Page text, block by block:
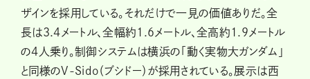
ザインを採用している。それだけで一見の価値ありだ。全
長は3.4メートル、全幅約1.6メートル、全高約1.9メートル
の4人乗り。制御システムは横浜の「動く実物大ガンダム」
と同様のV-Sido（ブシドー）が採用されている。展示は西